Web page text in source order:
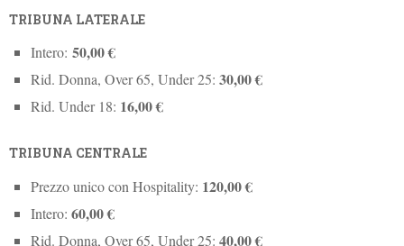
TRIBUNA LATERALE
Intero:50,00 €
Rid. Donna, Over 65, Under 25:30,00 €
Rid. Under 18: 16,00 €
TRIBUNA CENTRALE
Prezzo unico con Hospitality: 120,00 €
Intero:60,00 €
Rid. Donna, Over 65, Under 25:40,00 €